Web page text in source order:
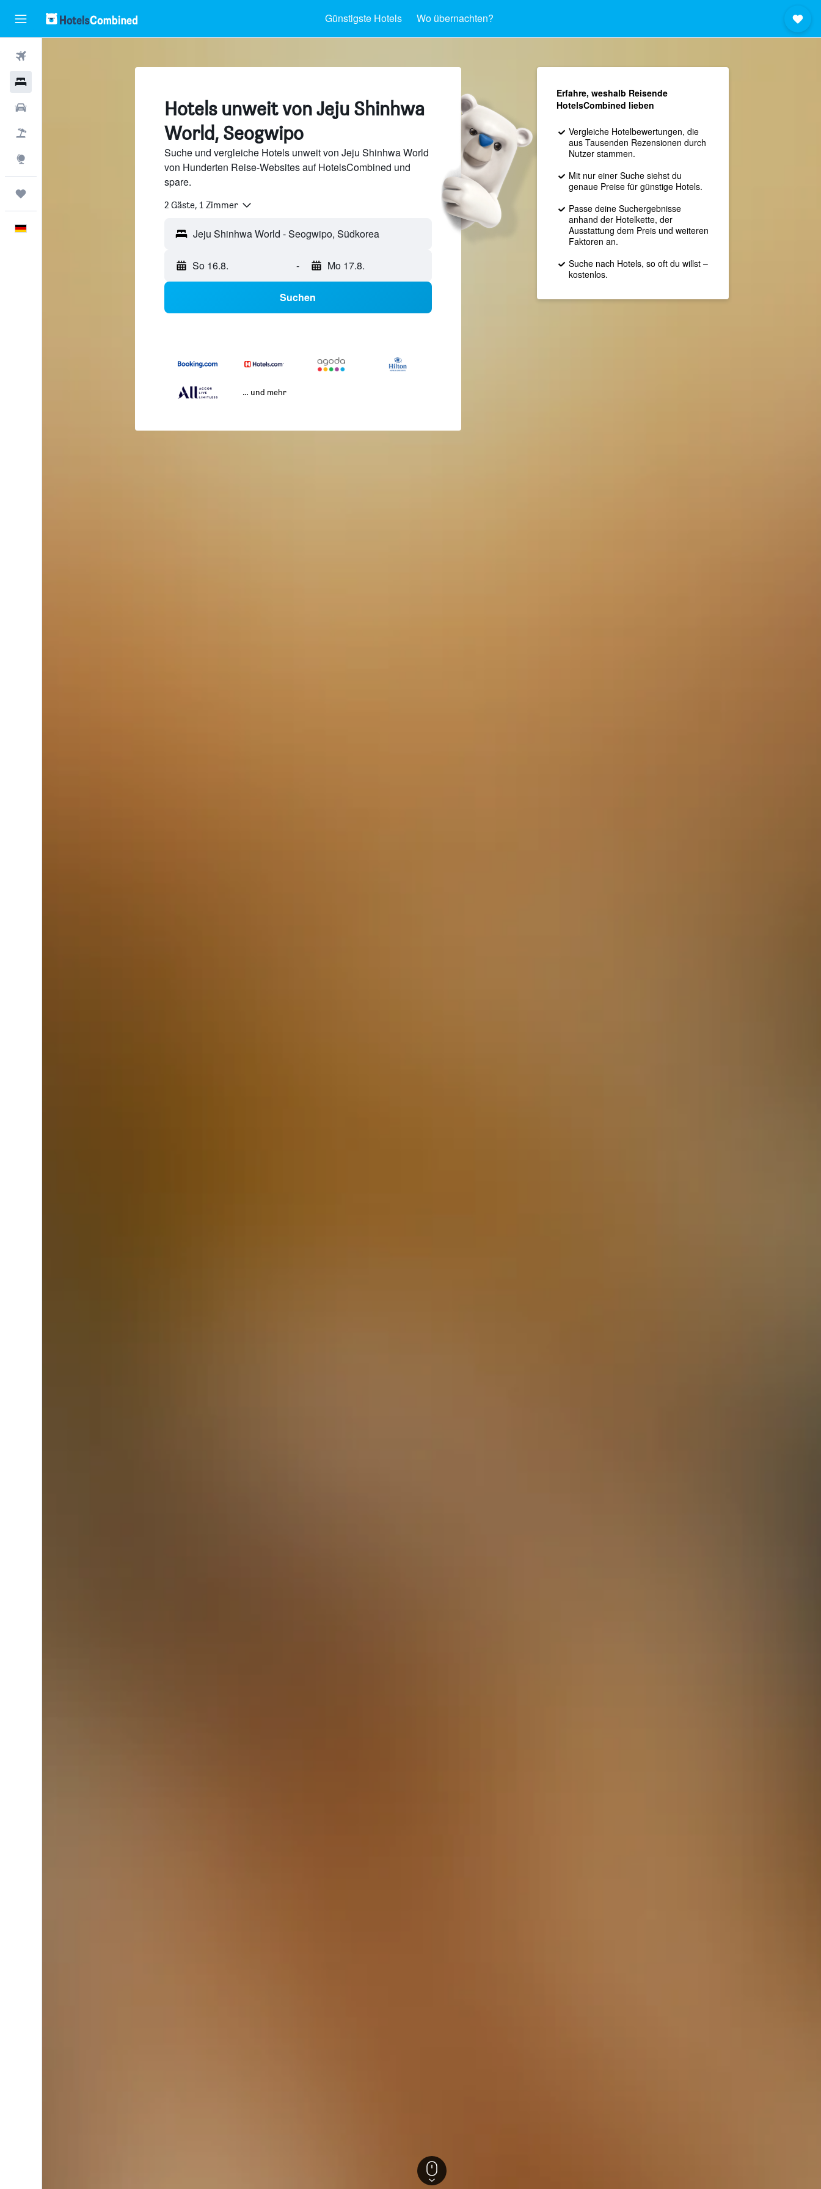
Günstigste Hotels Wo übernachten?
Hotels unweit von Jeju Shinhwa
World, Seogwipo
Suche und vergleiche Hotels unweit von Jeju Shinhwa World
von Hunderten Reise-Websites auf HotelsCombined und
spare.
2 Gäste, 1 Zimmer
So 16.8. - Mo 17.8.
Suchen
… und mehr
Erfahre, weshalb Reisende
HotelsCombined lieben
Vergleiche Hotelbewertungen, die
aus Tausenden Rezensionen durch
Nutzer stammen.
Mit nur einer Suche siehst du
genaue Preise für günstige Hotels.
Passe deine Suchergebnisse
anhand der Hotelkette, der
Ausstattung dem Preis und weiteren
Faktoren an.
Suche nach Hotels, so oft du willst –
kostenlos.